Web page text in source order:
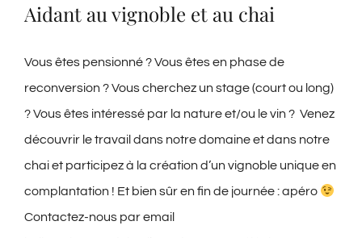
Aidant au vignoble et au chai
Vous êtes pensionné ? Vous êtes en phase de
reconversion ? Vous cherchez un stage (court ou long)
? Vous êtes intéressé par la nature et/ou le vin ? Venez
découvrir le travail dans notre domaine et dans notre
chai et participez à la création d’un vignoble unique en
complantation ! Et bien sûr en fin de journée : apéro
Contactez-nous par email